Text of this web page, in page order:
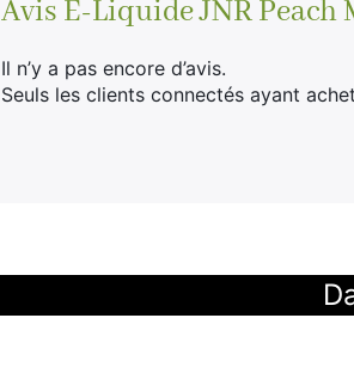
Avis E-Liquide JNR
Il n’y a pas encore d’avis.
Seuls les clients connectés ayant